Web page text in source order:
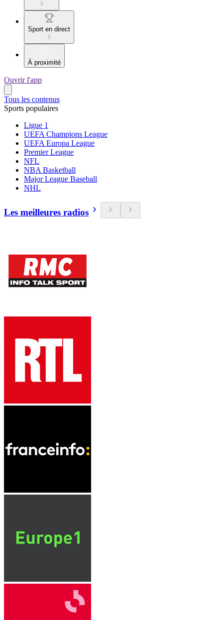
Sport en direct
À proximité
Ouvrir l'app
Tous les contenus
Sports populaires
Ligue 1
UEFA Champions League
UEFA Europa League
Premier League
NFL
NBA Basketball
Major League Baseball
NHL
Les meilleures radios